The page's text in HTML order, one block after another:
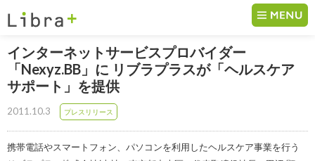
コンテンツへ移動
インターネットサービスプロバイダー
「Nexyz.BB」に リブラプラスが「ヘルスケア
サポート」を提供
2011.10.3 プレスリリース
携帯電話やスマートフォン、パソコンを利用したヘルスケア事業を行う